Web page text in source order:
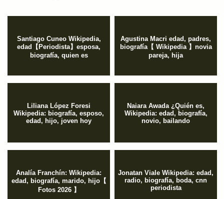
Santiago Cuneo Wikipedia,
edad【Periodista】esposa,
biografía, quien es
Agustina Macri edad, padres,
biografía【 Wikipedia 】novia
pareja, hija
Liliana López Foresi
Wikipedia: biografía, esposo,
edad, hijo, joven hoy
Naiara Awada ¿Quién es,
Wikipedia: edad, biografía,
novio, bailando
Analía Franchín: Wikipedia:
edad, biografía, marido, hijo【
Fotos 2026 】
Jonatan Viale Wikipedia: edad,
radio, biografía, boda, cnn
periodista